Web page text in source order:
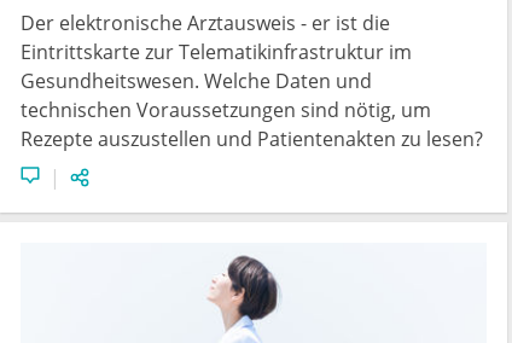
Der elektronische Arztausweis - er ist die
Eintrittskarte zur Telematikinfrastruktur im
Gesundheitswesen. Welche Daten und
technischen Voraussetzungen sind nötig, um
Rezepte auszustellen und Patientenakten zu lesen?